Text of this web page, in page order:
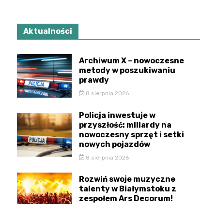
Aktualności
Archiwum X – nowoczesne
metody w poszukiwaniu
prawdy
8 sierpnia 2026
Policja inwestuje w
przyszłość: miliardy na
nowoczesny sprzęt i setki
nowych pojazdów
8 sierpnia 2026
Rozwiń swoje muzyczne
talenty w Białymstoku z
zespołem Ars Decorum!